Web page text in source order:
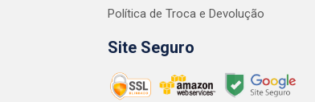
Política de Troca e Devolução
Site Seguro